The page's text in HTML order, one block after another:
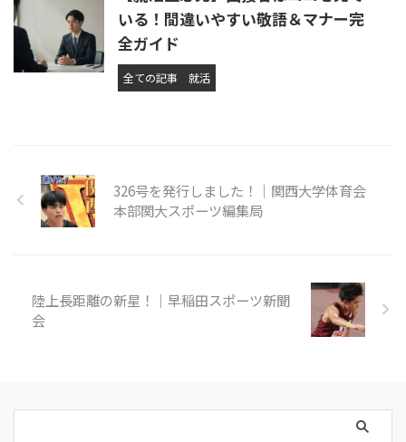
いる！間違いやすい敬語＆マナー完
全ガイド
全ての記事 就活
326号を発行しました！｜関西大学体育会
本部関大スポーツ編集局
陸上長距離の新星！｜早稲田スポーツ新聞
会